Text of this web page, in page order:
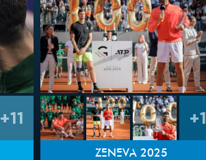
+11
ŽENEVA 2025